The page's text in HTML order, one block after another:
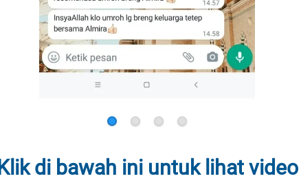
Klik di bawah ini untuk lihat video